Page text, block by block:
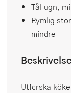
Tål ugn,
Rymlig
mindre
Beskrivelse
Utforska